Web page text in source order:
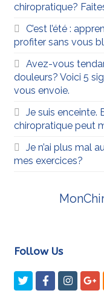
chiropratique?
C’est l’été :
profiter sans vous
Avez-vous
douleurs? Voici 5
vous envoie.
Je suis enceinte.
chiropratique peut
Je n’ai plus mal
mes exercices?
Follow Us
TwitterFacebook